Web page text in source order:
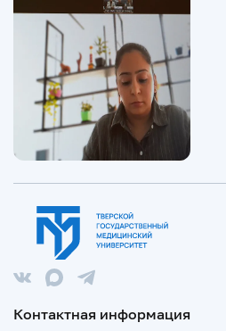
Контактная информация